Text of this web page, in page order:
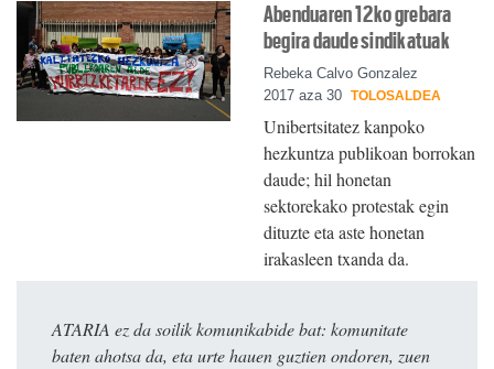
Abenduaren 12ko grebara
begira daude sindikatuak
Rebeka Calvo Gonzalez
2017 aza 30 TOLOSALDEA
Unibertsitatez kanpoko
hezkuntza publikoan borrokan
daude; hil honetan
sektorekako protestak egin
dituzte eta aste honetan
irakasleen txanda da.
ATARIA ez da soilik komunikabide bat: komunitate
baten ahotsa da, eta urte hauen guztien ondoren, zuen